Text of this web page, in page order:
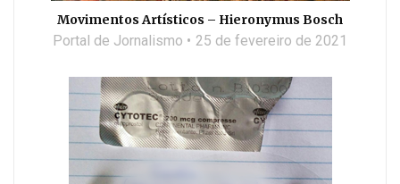
Movimentos Artísticos – Hieronymus Bosch
Portal de Jornalismo 25 de fevereiro de 2021